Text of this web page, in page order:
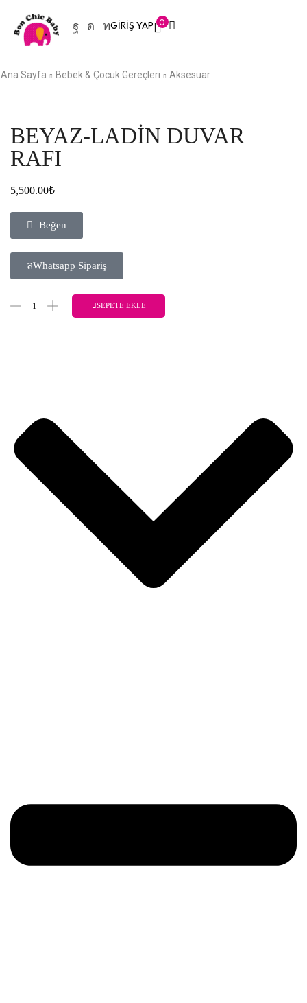
GIRIŞ YAP 0
Ana Sayfa Bebek & Çocuk Gereçleri Aksesuar
BEYAZ-LADİN DUVAR
RAFI
5,500.00₺
Beğen
Whatsapp Sipariş
SEPETE EKLE